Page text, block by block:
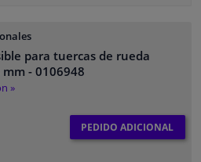
para tuercas de rueda
- 0106948
»
PEDIDO ADICIONAL